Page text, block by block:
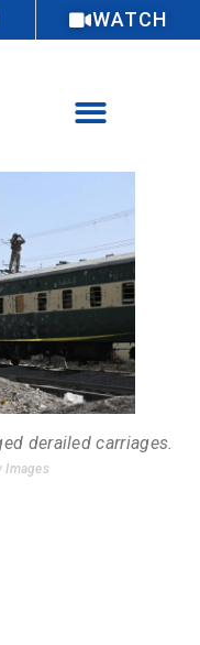
WATCH
derailed carriages.
Images